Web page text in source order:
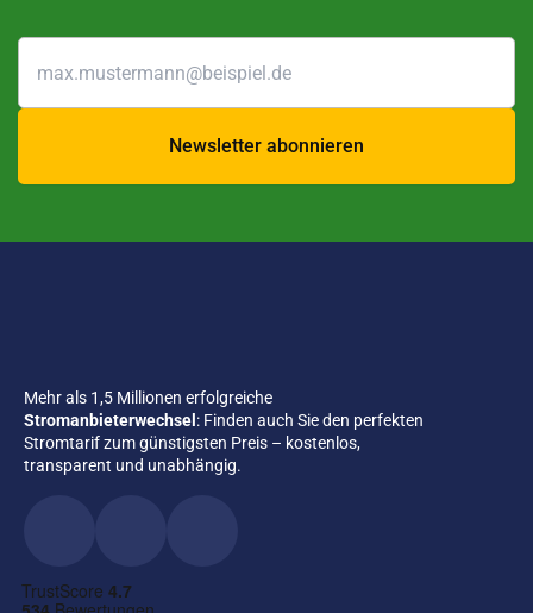
Newsletter abonnieren
Mehr als 1,5 Millionen erfolgreiche
Stromanbieterwechsel : Finden auch Sie den perfekten
Stromtarif zum günstigsten Preis – kostenlos,
transparent und unabhängig.